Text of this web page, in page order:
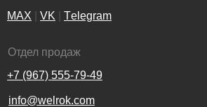
Отдел продаж
+7 (967) 555-79-49
info@welrok.com
MAX VK Тelegram